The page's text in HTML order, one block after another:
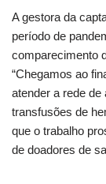
A gestora da
período de
comparecimento
“Chegamos ao
atender a rede
transfusões de
que o trabalho
de doadores de